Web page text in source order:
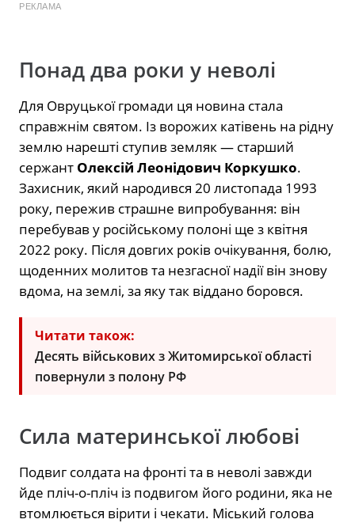
РЕКЛАМА
Понад два роки у неволі
Для Овруцької громади ця новина стала
справжнім святом. Із ворожих катівень на рідну
землю нарешті ступив земляк — старший
сержант Олексій Леонідович Коркушко.
Захисник, який народився 20 листопада 1993
року, пережив страшне випробування: він
перебував у російському полоні ще з квітня
2022 року. Після довгих років очікування, болю,
щоденних молитов та незгасної надії він знову
вдома, на землі, за яку так віддано боровся.
Читати також:
Десять військових з Житомирської області
повернули з полону РФ
Сила материнської любові
Подвиг солдата на фронті та в неволі завжди
йде пліч-о-пліч із подвигом його родини, яка не
втомлюється вірити і чекати. Міський голова